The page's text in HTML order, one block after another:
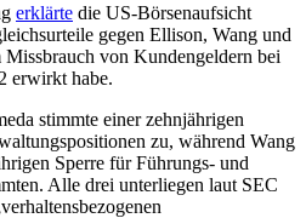
erklärte die US-Börsenaufsicht
gegen Ellison, Wang und
von Kundengeldern bei
erwirkt habe.
stimmte einer zehnjährigen
zu, während Wang
Sperre für Führungs- und
Alle drei unterliegen laut SEC